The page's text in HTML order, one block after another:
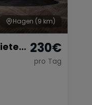
Hagen (9 km)
230€
pro Tag